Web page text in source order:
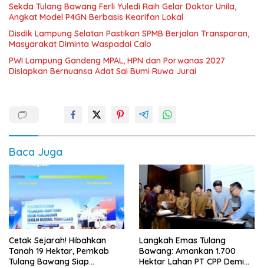
Sekda Tulang Bawang Ferli Yuledi Raih Gelar Doktor Unila,
Angkat Model P4GN Berbasis Kearifan Lokal
Disdik Lampung Selatan Pastikan SPMB Berjalan Transparan,
Masyarakat Diminta Waspadai Calo
PWI Lampung Gandeng MPAL, HPN dan Porwanas 2027
Disiapkan Bernuansa Adat Sai Bumi Ruwa Jurai
Baca Juga
Cetak Sejarah! Hibahkan
Tanah 19 Hektar, Pemkab
Tulang Bawang Siap
Langkah Emas Tulang
Bawang: Amankan 1.700
Hektar Lahan PT CPP Demi